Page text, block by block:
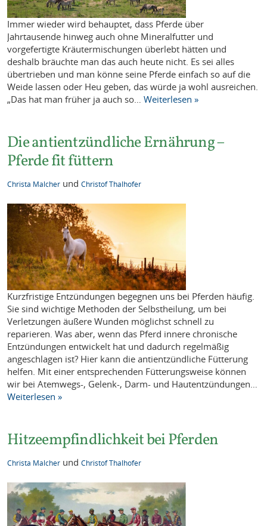
Immer wieder wird behauptet, dass Pferde über
Jahrtausende hinweg auch ohne Mineralfutter und
vorgefertigte Kräutermischungen überlebt hätten und
deshalb bräuchte man das auch heute nicht. Es sei alles
übertrieben und man könne seine Pferde einfach so auf die
Weide lassen oder Heu geben, das würde ja wohl ausreichen.
„Das hat man früher ja auch so…Weiterlesen »
Die antientzündliche Ernährung –
Pferde fit füttern
Christa Malcher undChristof Thalhofer
Kurzfristige Entzündungen begegnen uns bei Pferden häufig.
Sie sind wichtige Methoden der Selbstheilung, um bei
Verletzungen äußere Wunden möglichst schnell zu
reparieren. Was aber, wenn das Pferd innere chronische
Entzündungen entwickelt hat und dadurch regelmäßig
angeschlagen ist? Hier kann die antientzündliche Fütterung
helfen. Mit einer entsprechenden Fütterungsweise können
wir bei Atemwegs-, Gelenk-, Darm- und Hautentzündungen…
Weiterlesen »
Hitzeempfindlichkeit bei Pferden
Christa Malcher undChristof Thalhofer